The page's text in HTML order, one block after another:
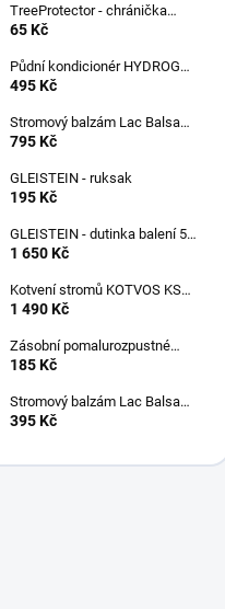
TreeProtector - chránička
zelená
65 Kč
Půdní kondicionér HYDROGEL
- vážený
495 Kč
Stromový balzám Lac Balsam
- kyblík
795 Kč
GLEISTEIN - ruksak
195 Kč
GLEISTEIN - dutinka balení 50
m
1 650 Kč
Kotvení stromů KOTVOS KSK-
Z - set
1 490 Kč
Zásobní pomalurozpustné
hnojivo SILVAMIX C 60 -
185 Kč
Stromový balzám Lac Balsam
- tuba
395 Kč